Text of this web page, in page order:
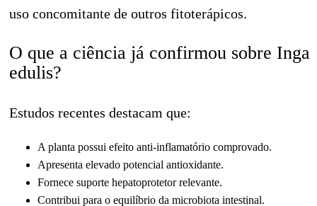
uso concomitante de outros fitoterápicos.
O que a ciência já confirmou sobre Inga
edulis?
Estudos recentes destacam que:
A planta possui efeito anti-inflamatório comprovado.
Apresenta elevado potencial antioxidante.
Fornece suporte hepatoprotetor relevante.
Contribui para o equilíbrio da microbiota intestinal.